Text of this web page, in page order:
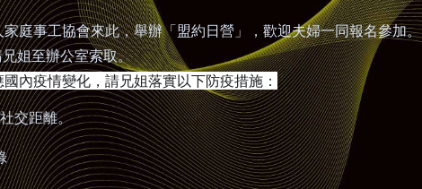
家庭事工協會來此，舉辦「盟約日營」，歡迎夫婦一同報名參加。
姐至辦公室索取。
國內疫情變化，請兄姐落實以下防疫措施：
交距離。